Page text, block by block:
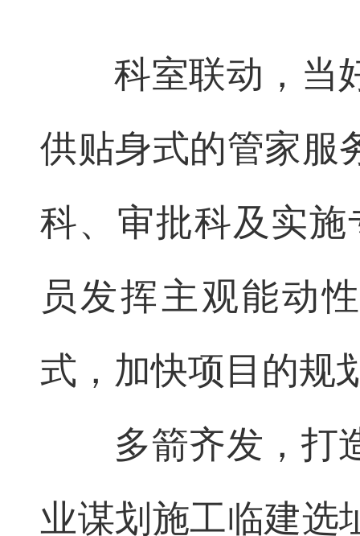
科室联动，当
供贴身式的管家服
科、审批科及实
员发挥主观能动
式，加快项目的规
多箭齐发，打
业谋划施工临建选